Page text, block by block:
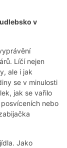
v
Líčí nejen
ale i jak
se v minulosti
jak se vařilo
nebo
Jako